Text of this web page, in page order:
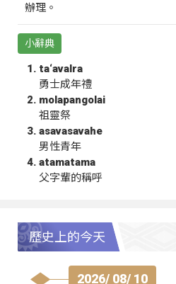
辦理。
小辭典
ta‘avalra
勇士成年禮
molapangolai
祖靈祭
asavasavahe
男性青年
atamatama
父字輩的稱呼
歷史上的今天
2026/ 08/ 10